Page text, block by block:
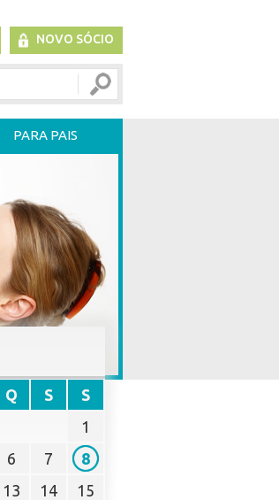
NOVO SÓCIO
PARA PAIS
Q S
S
1
6 7
8
13 14
15